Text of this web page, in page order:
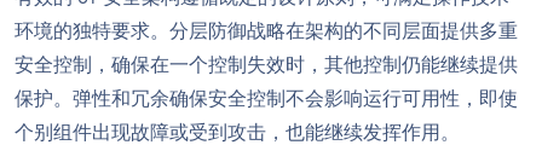
环境的独特要求。分层防御战略在架构的不同层面提供多重
安全控制，确保在一个控制失效时，其他控制仍能继续提供
保护。弹性和冗余确保安全控制不会影响运行可用性，即使
个别组件出现故障或受到攻击，也能继续发挥作用。